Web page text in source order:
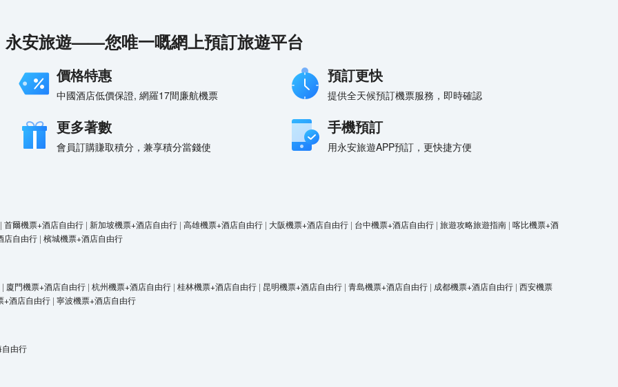
永安旅遊——您唯一嘅網上預訂旅遊平台
價格特惠
中國酒店低價保證, 網羅17間廉航機票
預訂更快
提供全天候預訂機票服務，即時確認
更多著數
會員訂購賺取積分，兼享積分當錢使
手機預訂
用永安旅遊APP預訂，更快捷方便
首爾機票+酒店自由行 | 新加坡機票+酒店自由行 | 高雄機票+酒店自由行 | 大阪機票+酒店自由行 | 台中機票+酒店自由行 | 旅遊攻略旅遊指南 | 喀比機票+酒
店自由行 | 檳城機票+酒店自由行
| 廈門機票+酒店自由行 | 杭州機票+酒店自由行 | 桂林機票+酒店自由行 | 昆明機票+酒店自由行 | 青島機票+酒店自由行 | 成都機票+酒店自由行 | 西安機票
+酒店自由行 | 寧波機票+酒店自由行
自由行